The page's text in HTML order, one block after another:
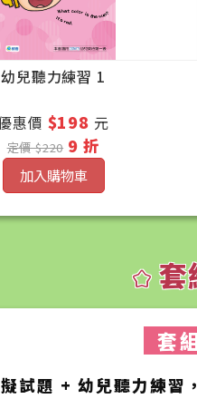
幼兒聽力練習 1
惠價 $198 元
定價 $220 9 折
加入購物車
kid_star 套
套
試題 + 幼兒聽力練